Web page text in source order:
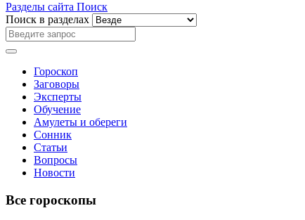
Разделы сайта Поиск
Поиск в разделах
Гороскоп
Заговоры
Эксперты
Обучение
Амулеты и обереги
Сонник
Статьи
Вопросы
Новости
Все гороскопы